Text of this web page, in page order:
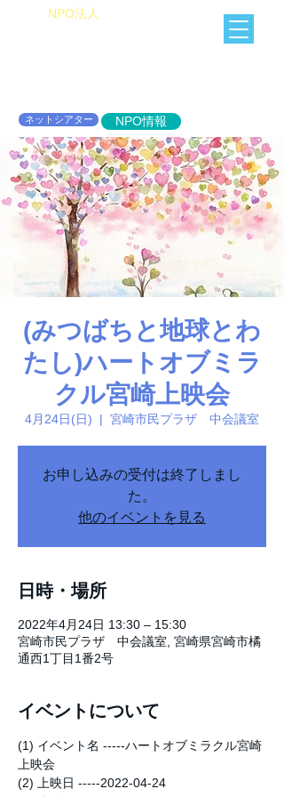
​NPO法人
NPO情報
ネットシアター
(みつばちと地球とわ
たし)ハートオブミラ
クル宮崎上映会
4月24日(日)
  |
宮崎市民プラザ 中会議室
お申し込みの受付は終了しまし
た。
他のイベントを見る
日時・場所
2022年4月24日 13:30 – 15:30
宮崎市民プラザ 中会議室, 宮崎県宮崎市橘
通西1丁目1番2号
イベントについて
(1) イベント名 -----ハートオブミラクル宮崎
上映会
(2) 上映日 -----2022-04-24